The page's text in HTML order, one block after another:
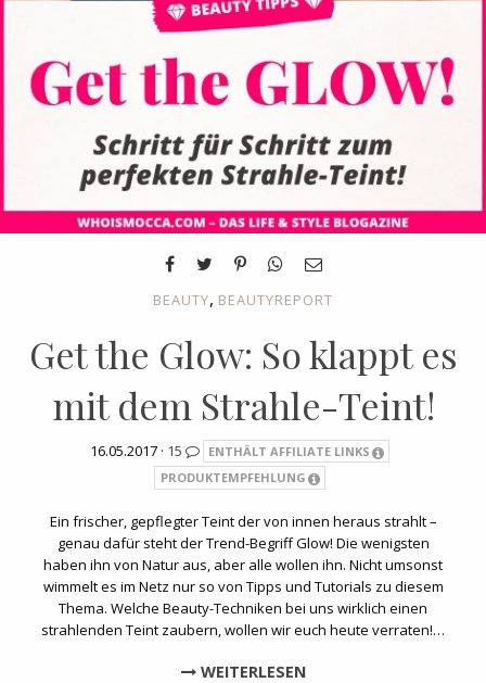
BEAUTY, BEAUTYREPORT
Get the Glow: So klappt es
mit dem Strahle-Teint!
16.05.2017 · 15
ENTHÄLT AFFILIATE LINKS
PRODUKTEMPFEHLUNG
Ein frischer, gepflegter Teint der von innen heraus strahlt –
genau dafür steht der Trend-Begriff Glow! Die wenigsten
haben ihn von Natur aus, aber alle wollen ihn. Nicht umsonst
wimmelt es im Netz nur so von Tipps und Tutorials zu diesem
Thema. Welche Beauty-Techniken bei uns wirklich einen
strahlenden Teint zaubern, wollen wir euch heute verraten!…
WEITERLESEN